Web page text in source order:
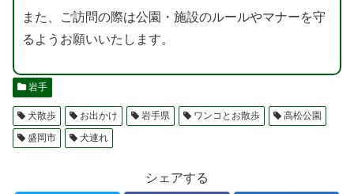
また、ご訪問の際は公園・施設のルールやマナーを守
るようお願いいたします。
岩手
犬散歩 お出かけ 岩手県 ワンコとお散歩
高松公園
盛岡市
犬連れ
シェアする